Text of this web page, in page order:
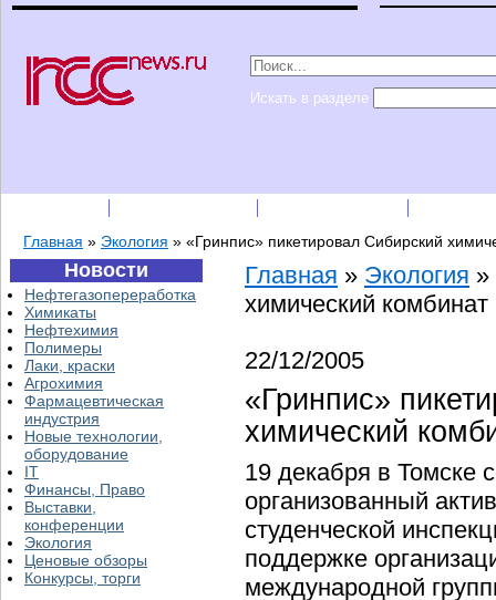
Искать в разделе
Главная » Экология » «Гринпис» пикетировал Сибирский
Новости
Нефтегазопереработка
Химикаты
Нефтехимия
Полимеры
Лаки, краски
Агрохимия
Фармацевтическая
индустрия
Новые технологии,
оборудование
IT
Финансы, Право
Выставки,
конференции
Экология
Ценовые обзоры
Конкурсы, торги
Главная » Экология »
химический комбинат
22/12/2005
«Гринпис»
химический
19 декабря в Томске
организованный
студенческой
поддержке
международной